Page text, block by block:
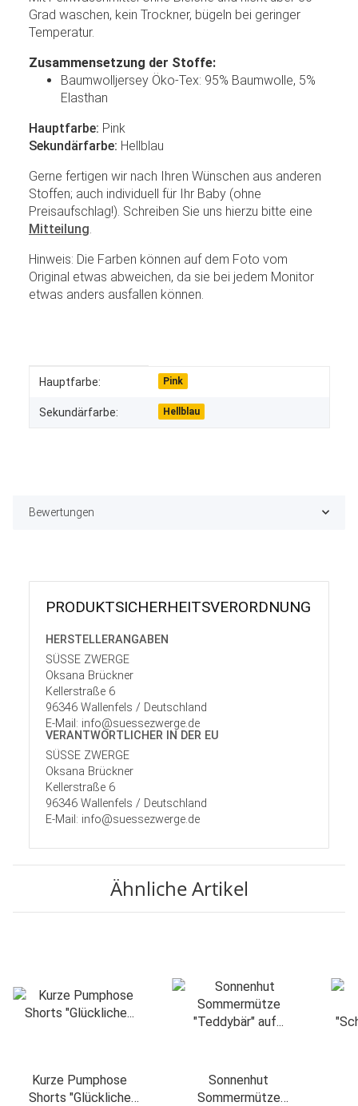
Grad waschen, kein Trockner, bügeln bei geringer
Temperatur.
Zusammensetzung der Stoffe:
Baumwolljersey Öko-Tex: 95% Baumwolle, 5%
Elasthan
Hauptfarbe: Pink
Sekundärfarbe: Hellblau
Gerne fertigen wir nach Ihren Wünschen aus anderen
Stoffen; auch individuell für Ihr Baby (ohne
Preisaufschlag!). Schreiben Sie uns hierzu bitte eine
Mitteilung.
Hinweis: Die Farben können auf dem Foto vom
Original etwas abweichen, da sie bei jedem Monitor
etwas anders ausfallen können.
Produkteigenschaft
Wert
Hauptfarbe: Pink
Sekundärfarbe: Hellblau
Bewertungen
PRODUKT­SICHER­HEITS­VER­ORD­NUNG
HERSTELLER­ANGABEN
SÜSSE ZWERGE
Oksana Brückner
Kellerstraße 6
96346 Wallenfels / Deutschland
E-Mail: info@suessezwerge.de
VERANTWORT­LICHER IN DER EU
SÜSSE ZWERGE
Oksana Brückner
Kellerstraße 6
96346 Wallenfels / Deutschland
E-Mail: info@suessezwerge.de
Ähnliche Artikel
Kurze Pumphose
Shorts "Glückliche
Sonnenhut
Sommermütze